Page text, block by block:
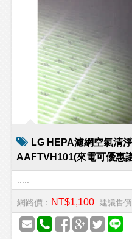
LG HEPA濾網空氣清
AAFTVH101(來電可優惠
網路價： NT$1,100 建議售